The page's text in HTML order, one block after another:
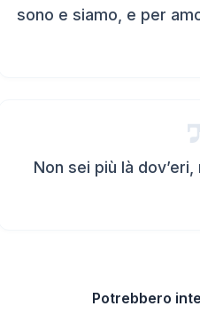
sono e siamo, e per
Non sei più là
Potrebbero